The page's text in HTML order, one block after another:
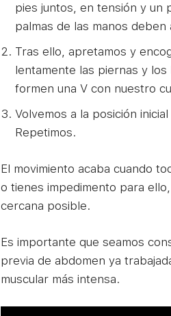
pies juntos, en tensión y un
palmas de las manos
Tras ello, apretamos y
lentamente las piernas y
formen una V con nuestro
Volvemos a la posición
Repetimos.
El movimiento acaba cuando
o tienes impedimento para
cercana posible.
Es importante que seamos
previa de abdomen ya
muscular más intensa.